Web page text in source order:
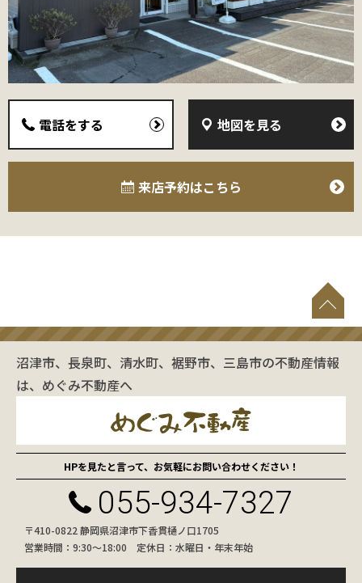
電話をする 地図を見る
来店予約はこちら
沼津市、長泉町、清水町、裾野市、三島市の不動産情報
は、めぐみ不動産へ
HPを見たと言って、お気軽にお問い合わせください！
055-934-7327
〒410-0822 静岡県沼津市下香貫樋ノ口1705
営業時間：9:30〜18:00 定休日：水曜日・年末年始